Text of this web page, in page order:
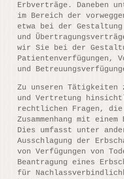
Erbverträge. Daneben
im Bereich der
etwa bei der Gestaltung
und
wir Sie bei der
Patientenverfügungen,
und
Zu unseren Tätigkeiten
und Vertretung
rechtlichen Fragen,
Zusammenhang mit
Dies umfasst unter
Ausschlagung der
von Verfügungen von
Beantragung eines
für